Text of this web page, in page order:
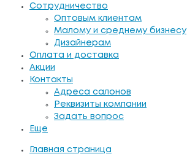
Сотрудничество
Оптовым клиентам
Малому и среднему бизнесу
Дизайнерам
Оплата и доставка
Акции
Контакты
Адреса салонов
Реквизиты компании
Задать вопрос
Еще
Главная страница